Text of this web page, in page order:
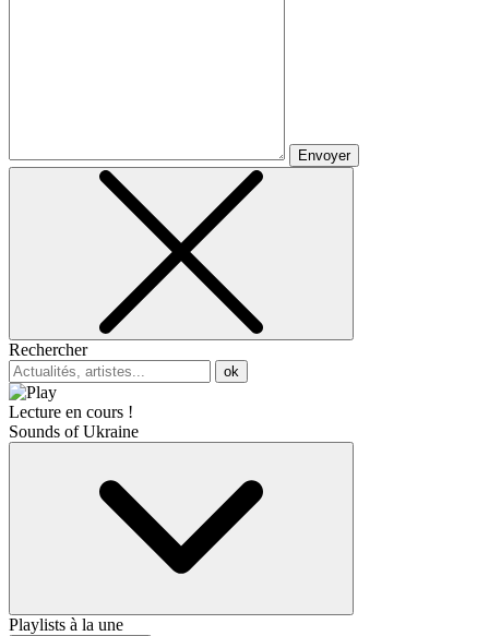
Envoyer
Rechercher
ok
Lecture en cours !
Sounds of Ukraine
Playlists à la une